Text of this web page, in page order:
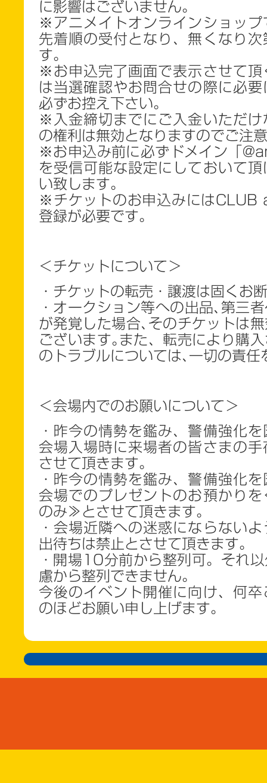
に影響はございません。
※アニメイトオンラインショップ
先着順の受付となり、無くなり
す。
※お申込完了画面で表示させて頂
は当選確認やお問合せの際に必
必ずお控え下さい。
※入金締切までにご入金いただけ
の権利は無効となりますのでご注
※お申込み前に必ずドメイン「
を受信可能な設定にしておいて
い致します。
※チケットのお申込みにはCLUB
登録が必要です。
＜チケットについて＞
・チケットの転売・譲渡は固くお
・オークション等への出品､第三
が発覚した場合､そのチケットは
ございます｡また、転売により購
のトラブルについては､一切の責任
＜会場内でのお願いについて＞
・昨今の情勢を鑑み、警備強化
会場入場時に来場者の皆さまの
させて頂きます。
・昨今の情勢を鑑み、警備強化
会場でのプレゼントのお預かり
のみ≫とさせて頂きます。
・会場近隣への迷惑にならない
出待ちは禁止とさせて頂きます。
・開場10分前から整列可。それ
慮から整列できません。
今後のイベント開催に向け、何
のほどお願い申し上げます。